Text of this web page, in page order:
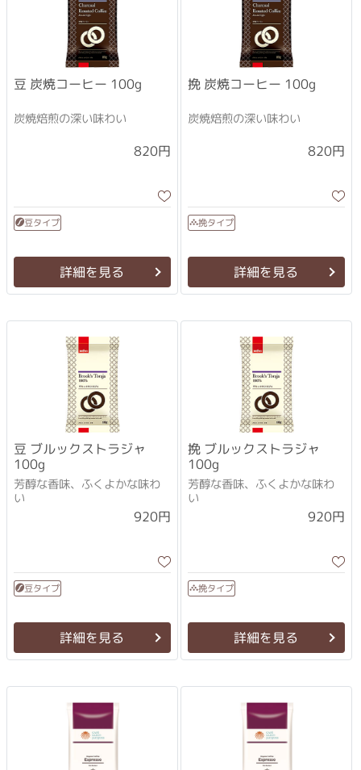
豆 炭焼コーヒー 100g
炭焼焙煎の深い味わい
820円
豆タイプ
詳細を見る
挽 炭焼コーヒー 100g
炭焼焙煎の深い味わい
820円
挽タイプ
詳細を見る
豆 ブルックストラジャ
100g
芳醇な香味、ふくよかな味わ
い
920円
豆タイプ
詳細を見る
挽 ブルックストラジャ
100g
芳醇な香味、ふくよかな味わ
い
920円
挽タイプ
詳細を見る